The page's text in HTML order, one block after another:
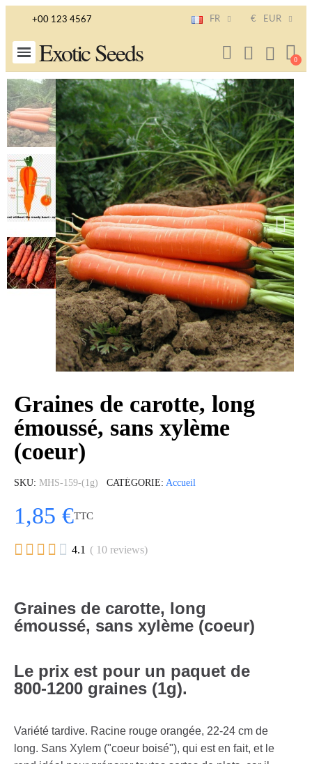
+00 123 4567 FR € EUR
Exotic Seeds
Graines de carotte, long
émoussé, sans xylème
(coeur)
SKU MHS-159-(1g) CATÉGORIE Accueil
1,85 €TTC
     4.1 ( 10 reviews)
Graines de carotte, long
émoussé, sans xylème (coeur)
Le prix est pour un paquet de
800-1200 graines (1g).
Variété tardive. Racine rouge orangée, 22-24 cm de
long. Sans Xylem ("coeur boisé"), qui est en fait, et le